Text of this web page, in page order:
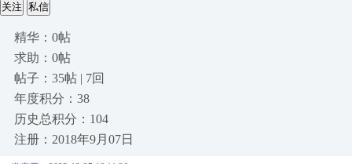
关注 私信
精华：0帖
求助：0帖
帖子：35帖 | 7回
年度积分：38
历史总积分：104
注册：2018年9月07日